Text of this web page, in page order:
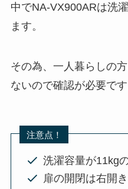
中でNA-VX900ARは洗
ます。
その為、一人暮らしの
ないので確認が必要です
注意点！
洗濯容量が11kg
扉の開閉は右開き